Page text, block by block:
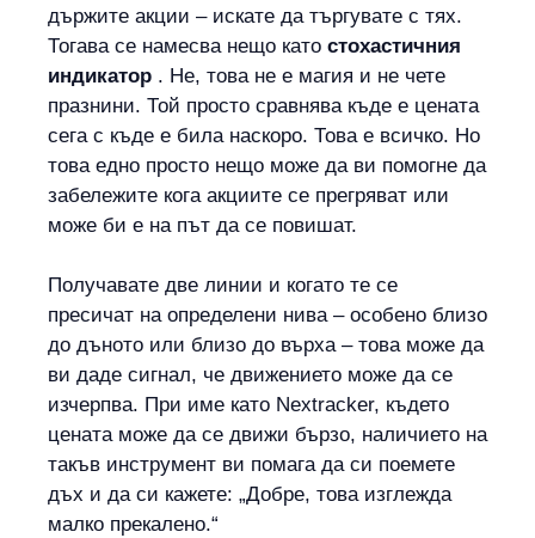
държите акции – искате да търгувате с тях.
Тогава се намесва нещо като стохастичния
индикатор . Не, това не е магия и не чете
празнини. Той просто сравнява къде е цената
сега с къде е била наскоро. Това е всичко. Но
това едно просто нещо може да ви помогне да
забележите кога акциите се прегряват или
може би е на път да се повишат.
Получавате две линии и когато те се
пресичат на определени нива – особено близо
до дъното или близо до върха – това може да
ви даде сигнал, че движението може да се
изчерпва. При име като Nextracker, където
цената може да се движи бързо, наличието на
такъв инструмент ви помага да си поемете
дъх и да си кажете: „Добре, това изглежда
малко прекалено.“